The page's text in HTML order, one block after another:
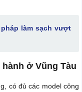
làm sạch vượt
ở Vũng Tàu
có đủ các model công